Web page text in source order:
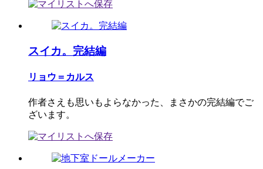
スイカ。完結編
リョウ＝カルス
作者さえも思いもよらなかった、まさかの完結編でご
ざいます。